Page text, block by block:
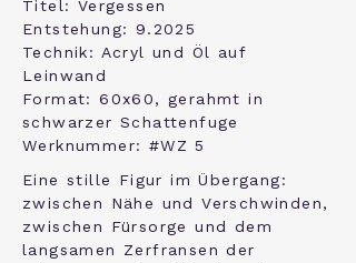
Titel: Vergessen
Entstehung: 9.2025
Technik: Acryl und Öl auf
Leinwand
Format: 60x60, gerahmt in
schwarzer Schattenfuge
Werknummer: #WZ 5
Eine stille Figur im Übergang:
zwischen Nähe und Verschwinden,
zwischen Fürsorge und dem
langsamen Zerfransen der